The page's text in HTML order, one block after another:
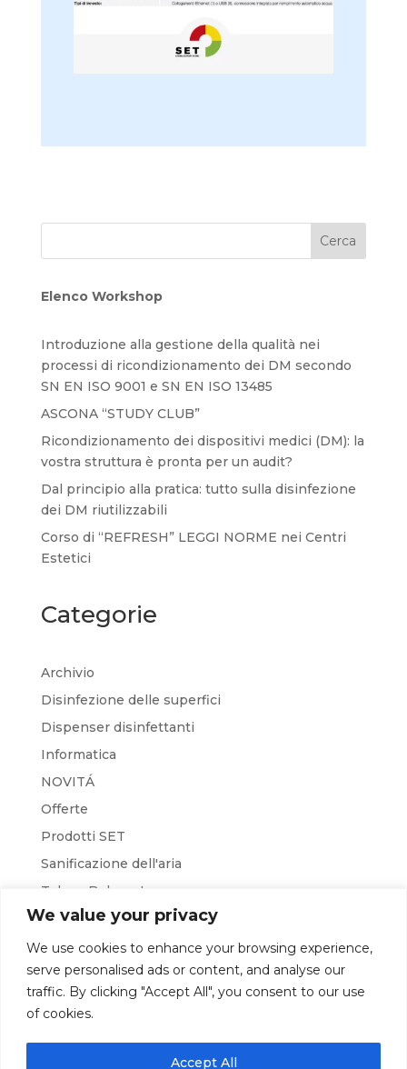
We value your privacy
We use cookies to enhance your browsing experience,
serve personalised ads or content, and analyse our
traffic. By clicking "Accept All", you consent to our use
of cookies.
Accept All
Elenco Workshop
Introduzione alla gestione della qualità nei
processi di ricondizionamento dei DM secondo
SN EN ISO 9001 e SN EN ISO 13485
ASCONA “STUDY CLUB”
Ricondizionamento dei dispositivi medici (DM): la
vostra struttura è pronta per un audit?
Dal principio alla pratica: tutto sulla disinfezione
dei DM riutilizzabili
Corso di “REFRESH” LEGGI NORME nei Centri
Estetici
Categorie
Archivio
Disinfezione delle superfici
Dispenser disinfettanti
Informatica
NOVITÁ
Offerte
Prodotti SET
Sanificazione dell'aria
Takara Belmont
Teethan
W&H
Workshop
CHI SIAMO